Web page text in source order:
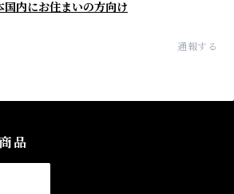
国内にお住まいの方向け
通報する
品